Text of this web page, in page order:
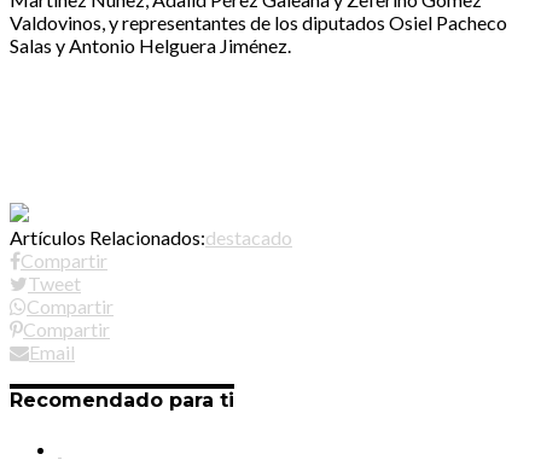
Valdovinos, y representantes de los diputados Osiel Pacheco
Salas y Antonio Helguera Jiménez.
Artículos Relacionados:destacado
Compartir
Tweet
Compartir
Compartir
Email
Recomendado para ti